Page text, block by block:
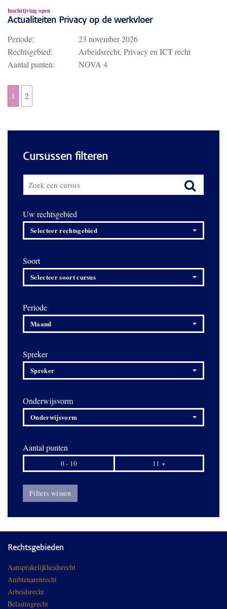
Inschrijving open
Actualiteiten Privacy op de werkvloer
Periode:
23 november 2026
Rechtsgebied:
Arbeidsrecht, Privacy en ICT recht
Aantal punten:
NOVA 4
1 2
Cursussen filteren
Uw rechtsgebied
Selecteer rechtsgebied
Soort
Selecteer soort cursus
Periode
Maand
Spreker
Spreker
Onderwijsvorm
Onderwijsvorm
Aantal punten
0 - 10 11 +
Filters wissen
Rechtsgebieden
Aansprakelijkheidsrecht
Ambtenarenrecht
Arbeidsrecht
Belastingrecht